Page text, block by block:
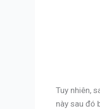
Tuy nhiên,
này sau đó